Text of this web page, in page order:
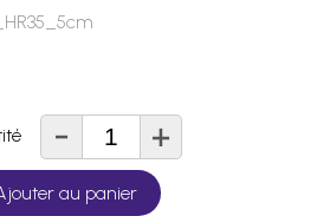
- +
au panier